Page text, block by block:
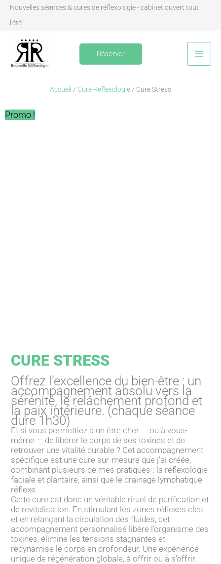
Aller
contenu
Nouvelles séances & cures de réflexologie - cabinet ouvert tout
l'été !
Réserver
Accueil / Cure Réflexologie/ Cure Stress
Promo !
CURE STRESS
Offrez l’excellence du bien-être : un
accompagnement absolu vers la
sérénité, le relâchement profond et
la paix intérieure. (chaque séance
dure 1h30)
Et si vous permettiez à un être cher — ou à vous-
même — de libérer le corps de ses toxines et de
retrouver une vitalité durable ? Cet accompagnement
spécifique est une cure sur-mesure que j’ai créée,
combinant plusieurs de mes pratiques : la réflexologie
faciale et plantaire, ainsi que le drainage lymphatique
réflexe.
Cette cure est donc un véritable rituel de purification et
de revitalisation. En stimulant les zones réflexes clés
et en relançant la circulation des fluides, cet
accompagnement personnalisé libère l’organisme des
toxines, élimine les tensions stagnantes et
redynamise le corps en profondeur. Une expérience
unique de régénération globale, à offrir ou à s’offrir.